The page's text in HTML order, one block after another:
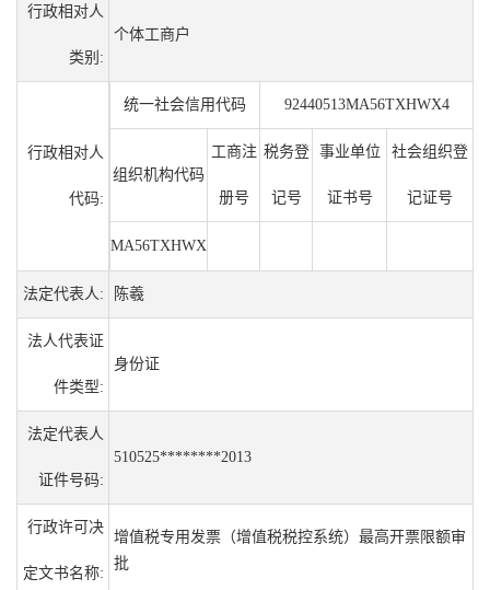
行政相对人
类别:
个体工商户
行政相对人
代码:
统一社会信用代码 92440513MA56TXHWX4
组织机构代码
工商注
册号
税务登
记号
事业单位
证书号
社会组织登
记证号
MA56TXHWX
法定代表人: 陈羲
法人代表证
件类型:
身份证
法定代表人
证件号码:
510525********2013
行政许可决
定文书名称:
增值税专用发票（增值税税控系统）最高开票限额审
批